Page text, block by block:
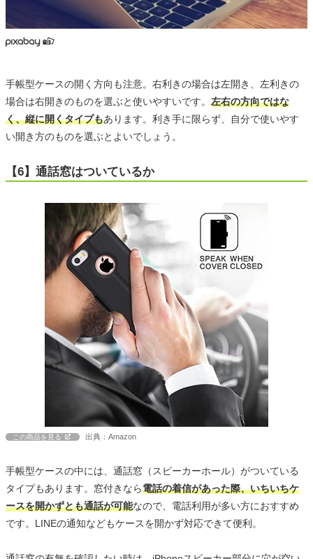
手帳型ケースの開く方向も注意。右利きの場合は左開き、左利きの
場合は右開きのものを選ぶと使いやすいです。 左右の方向ではな
く、縦に開くタイプもあります。利き手に限らず、自分で使いやす
い開き方のものを選ぶとよいでしょう。
【6】通話窓はついているか
この商品を見る 出典：Amazon
手帳型ケースの中には、通話窓（スピーカーホール）がついている
タイプもあります。窓付きなら電話の着信があった際、いちいちケ
ースを開かずとも通話が可能なので、電話利用が多い方におすすめ
です。LINEの通知などもケースを開かず対応できて便利。